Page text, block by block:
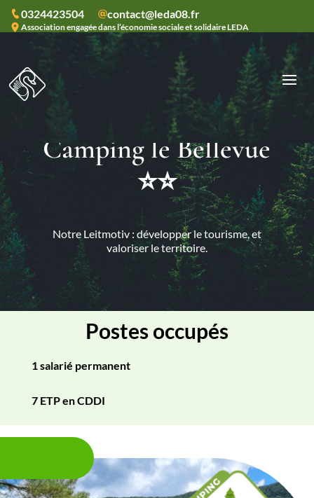
0324423504 contact@leda08.fr
Association engagée dans l’économie sociale et solidaire LEDA
Camping le Bellevue
⭐⭐
Notre Leitmotiv : développer le tourisme, et
valoriser le territoire.
Postes occupés
1 salarié permanent
7 ETP en CDDI